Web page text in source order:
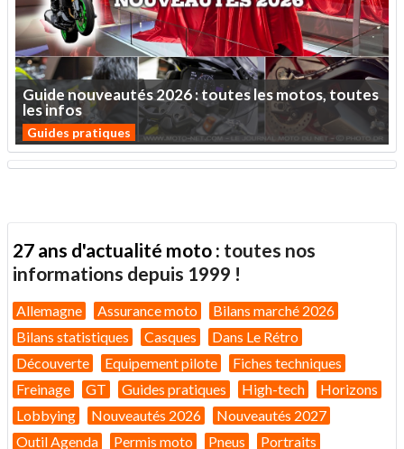
Guidenouveautés2026:touteslesmotos,toutes
lesinfos
Guides pratiques
27 ans d'actualité moto : toutes nos
informations depuis 1999 !
Allemagne Assurance moto
Bilans marché 2026
Bilans statistiques
Casques
Dans Le Rétro
Découverte
Equipement pilote
Fiches techniques
Freinage
GT Guides pratiques High-tech
Horizons
Lobbying
Nouveautés 2026
Nouveautés 2027
Outil Agenda
Permis moto Pneus Portraits